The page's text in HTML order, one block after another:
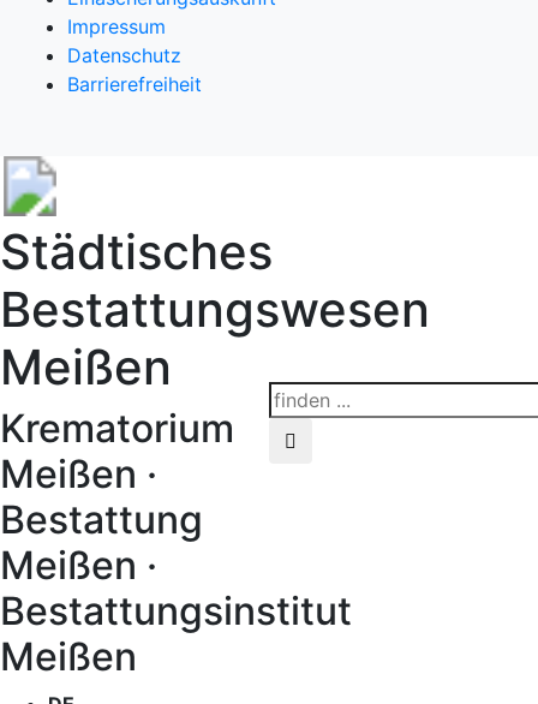
Impressum
Datenschutz
Barrierefreiheit
Städtisches
Bestattungswesen
Meißen
Krematorium
Meißen ·
Bestattung
Meißen ·
Bestattungsinstitut
Meißen